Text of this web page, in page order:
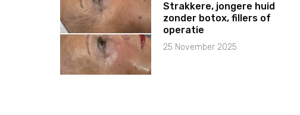
Strakkere, jongere huid
zonder botox, fillers of
operatie
25 November 2025